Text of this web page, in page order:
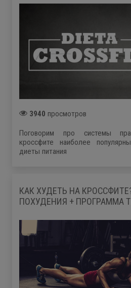
3940 просмотров
Поговорим про системы
кроссфите наиболее
диеты питания
КАК ХУДЕТЬ НА
ПОХУДЕНИЯ + ПРОГРАММА